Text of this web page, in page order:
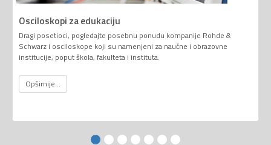
Osciloskopi za edukaciju
Dragi posetioci, pogledajte posebnu ponudu kompanije Rohde &
Schwarz i osciloskope koji su namenjeni za naučne i obrazovne
institucije, poput škola, fakulteta i instituta.
Opširnije...